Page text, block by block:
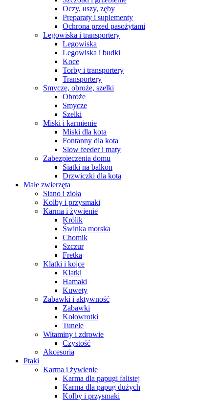
Oczy, uszy, zęby
Preparaty i suplementy
Ochrona przed pasożytami
Legowiska i transportery
Legowiska
Legowiska i budki
Koce
Torby i transportery
Transportery
Smycze, obroże, szelki
Obroże
Smycze
Szelki
Miski i karmienie
Miski dla kota
Fontanny dla kota
Slow feeder i maty
Zabezpieczenia domu
Siatki na balkon
Drzwiczki dla kota
Małe zwierzęta
Siano i zioła
Kolby i przysmaki
Karma i żywienie
Królik
Świnka morska
Chomik
Szczur
Fretka
Klatki i kojce
Klatki
Hamaki
Kuwety
Zabawki i aktywność
Zabawki
Kołowrotki
Tunele
Witaminy i zdrowie
Czystość
Akcesoria
Ptaki
Karma i żywienie
Karma dla papugi falistej
Karma dla papug dużych
Kolby i przysmaki